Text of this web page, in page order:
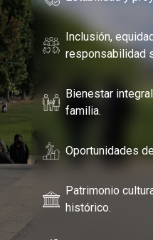
Inclusión,
responsabilidad
Bienestar
familia.
Oportunidades
Patrimonio
histórico.